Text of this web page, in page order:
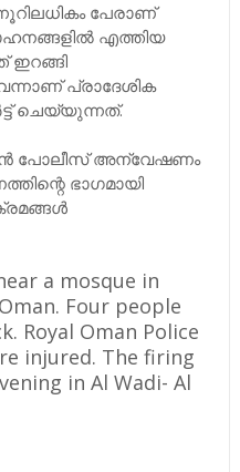
പേരാണ്
എത്തിയ
പ്രാദേശിക
ചെയ്യുന്നത്.
പോലീസ് അന്വേഷണം
ഭാഗമായി
a mosque in
Four people
Royal Oman Police
injured. The firing
in Al Wadi- Al